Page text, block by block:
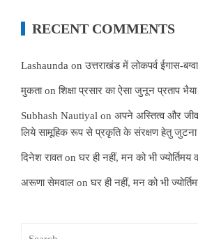
RECENT COMMENTS
Lashaunda onउत्तराखंड में लोकपर्व ईगास-
मुकताonशिक्षा प्रसार का ऐसा जुनून प्रताप
Subhash Nautiyal on अपने अस्तित्व और
लिये सामूहिक रूप से प्रकृति के संरक्षण हेतु जुटना
दिनेश रावतonघर ही नहीं, मन को भी ज्योर्तिमय
अरूणा सेमवाल onघर ही नहीं, मन को भी